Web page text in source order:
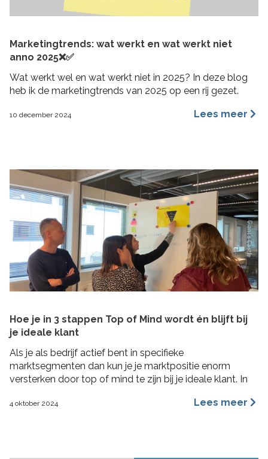
Marketingtrends: wat werkt en wat werkt niet
anno 2025❌✅
Wat werkt wel en wat werkt niet in 2025? In deze blog
heb ik de marketingtrends van 2025 op een rij gezet.
10 december 2024 Lees meer
Hoe je in 3 stappen Top of Mind wordt én blijft bij
je ideale klant
Als je als bedrijf actief bent in specifieke
marktsegmenten dan kun je je marktpositie enorm
versterken door top of mind te zijn bij je ideale klant. In
of Mind positie kunt veroveren bij je ideale klant met de
4 oktober 2024 Lees meer